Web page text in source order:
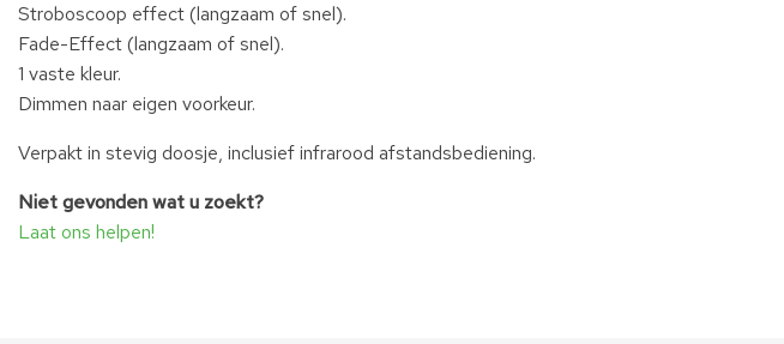
Stroboscoop effect (langzaam of snel).
Fade-Effect (langzaam of snel).
1 vaste kleur.
Dimmen naar eigen voorkeur.
Verpakt in stevig doosje, inclusief infrarood afstandsbediening.
Niet gevonden wat u zoekt?
Laat ons helpen!